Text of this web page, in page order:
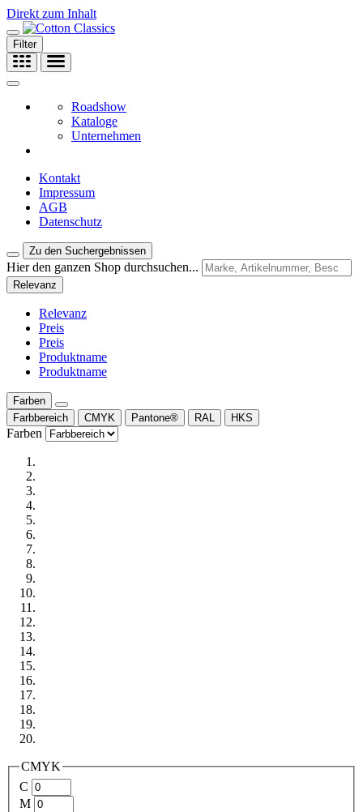
Direkt zum Inhalt
Filter
Roadshow
Kataloge
Unternehmen
Kontakt
Impressum
AGB
Datenschutz
Zu den Suchergebnissen
Hier den ganzen Shop durchsuchen...
Relevanz
Relevanz
Preis
Preis
Produktname
Produktname
Farben
Farbbereich
CMYK Pantone® RAL HKS
Farben
CMYK
C
M